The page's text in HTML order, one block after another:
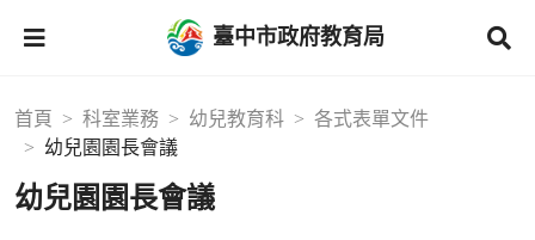
臺中市政府教育局
首頁 科室業務 幼兒教育科
各式表單文件
幼兒園園長會議
幼兒園園長會議